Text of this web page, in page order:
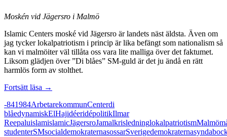
Moskén vid Jägersro i Malmö
Islamic Centers moské vid Jägersro är landets näst äldsta. Även om
jag tycker lokalpatriotism i princip är lika befängt som nationalism så
kan vi malmöiter väl tillåta oss vara lite malliga över det faktumet.
Liksom glädjen över ”Di blåes” SM-guld är det ju ändå en rätt
harmlös form av stolthet.
Fortsätt läsa Både
kakan
och
äta
den
→
-841984ArbetarekommunCenterdi
blåedynamiskElHajidéeridépolitikIlmar
ReepaluislamislamicJägersroJamalkrisledninglokalpatriotismMalmö
studenterSMsocialdemokraternasossarSverigedemokraterna